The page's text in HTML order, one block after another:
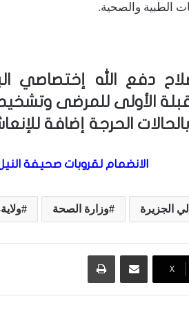
الطبية والصحية.
دفع الله إختصاصي
الانضمام لقروبات صحيفة النيل
الجزيرة وزارة الصحة
X
مشاركة عبر البريد طباعة